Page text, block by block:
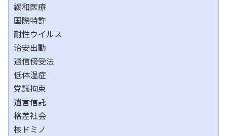
緩和医療
国際特許
耐性ウイルス
治安出動
通信傍受法
低体温症
党議拘束
遺言信託
格差社会
核ドミノ